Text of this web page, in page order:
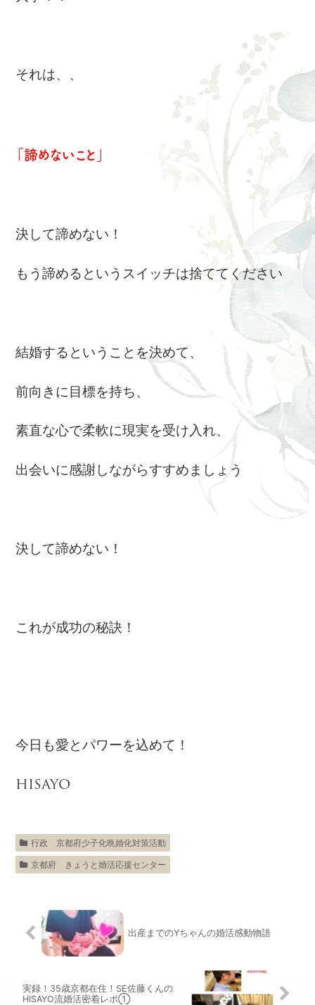
それは、、
「諦めないこと」
決して諦めない！
もう諦めるというスイッチは捨ててください
結婚するということを決めて、
前向きに目標を持ち、
素直な心で柔軟に現実を受け入れ、
出会いに感謝しながらすすめましょう
決して諦めない！
これが成功の秘訣！
今日も愛とパワーを込めて！
HISAYO
行政 京都府少子化晩婚化対策活動
京都府 きょうと婚活応援センター
出産までのYちゃんの婚活感動物語
実録！35歳京都在住！SE佐藤くんの
HISAYO流婚活密着レポ①